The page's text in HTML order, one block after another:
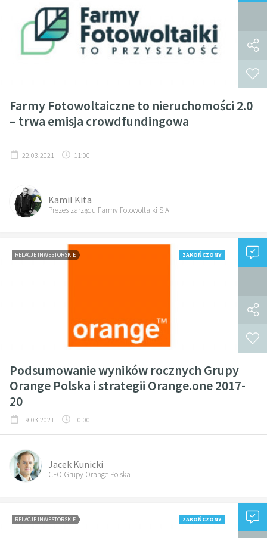
Farmy Fotowoltaiczne to nieruchomości 2.0
– trwa emisja crowdfundingowa
22.03.2021 11:00
Kamil Kita
Prezes zarządu Farmy Fotowoltaiki S.A
RELACJE INWESTORSKIE ZAKOŃCZONY
Podsumowanie wyników rocznych Grupy
Orange Polska i strategii Orange.one 2017-
20
19.03.2021 10:00
Jacek Kunicki
CFO Grupy Orange Polska
RELACJE INWESTORSKIE ZAKOŃCZONY